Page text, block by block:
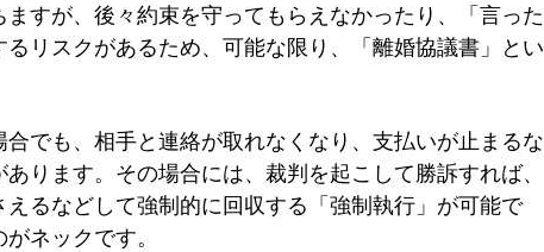
すが、後々約束を守ってもらえなかったり、「言った
リスクがあるため、可能な限り、「離婚協議書」とい
でも、相手と連絡が取れなくなり、支払いが止まるな
ります。その場合には、裁判を起こして勝訴すれば、
るなどして強制的に回収する「強制執行」が可能で
ネックです。